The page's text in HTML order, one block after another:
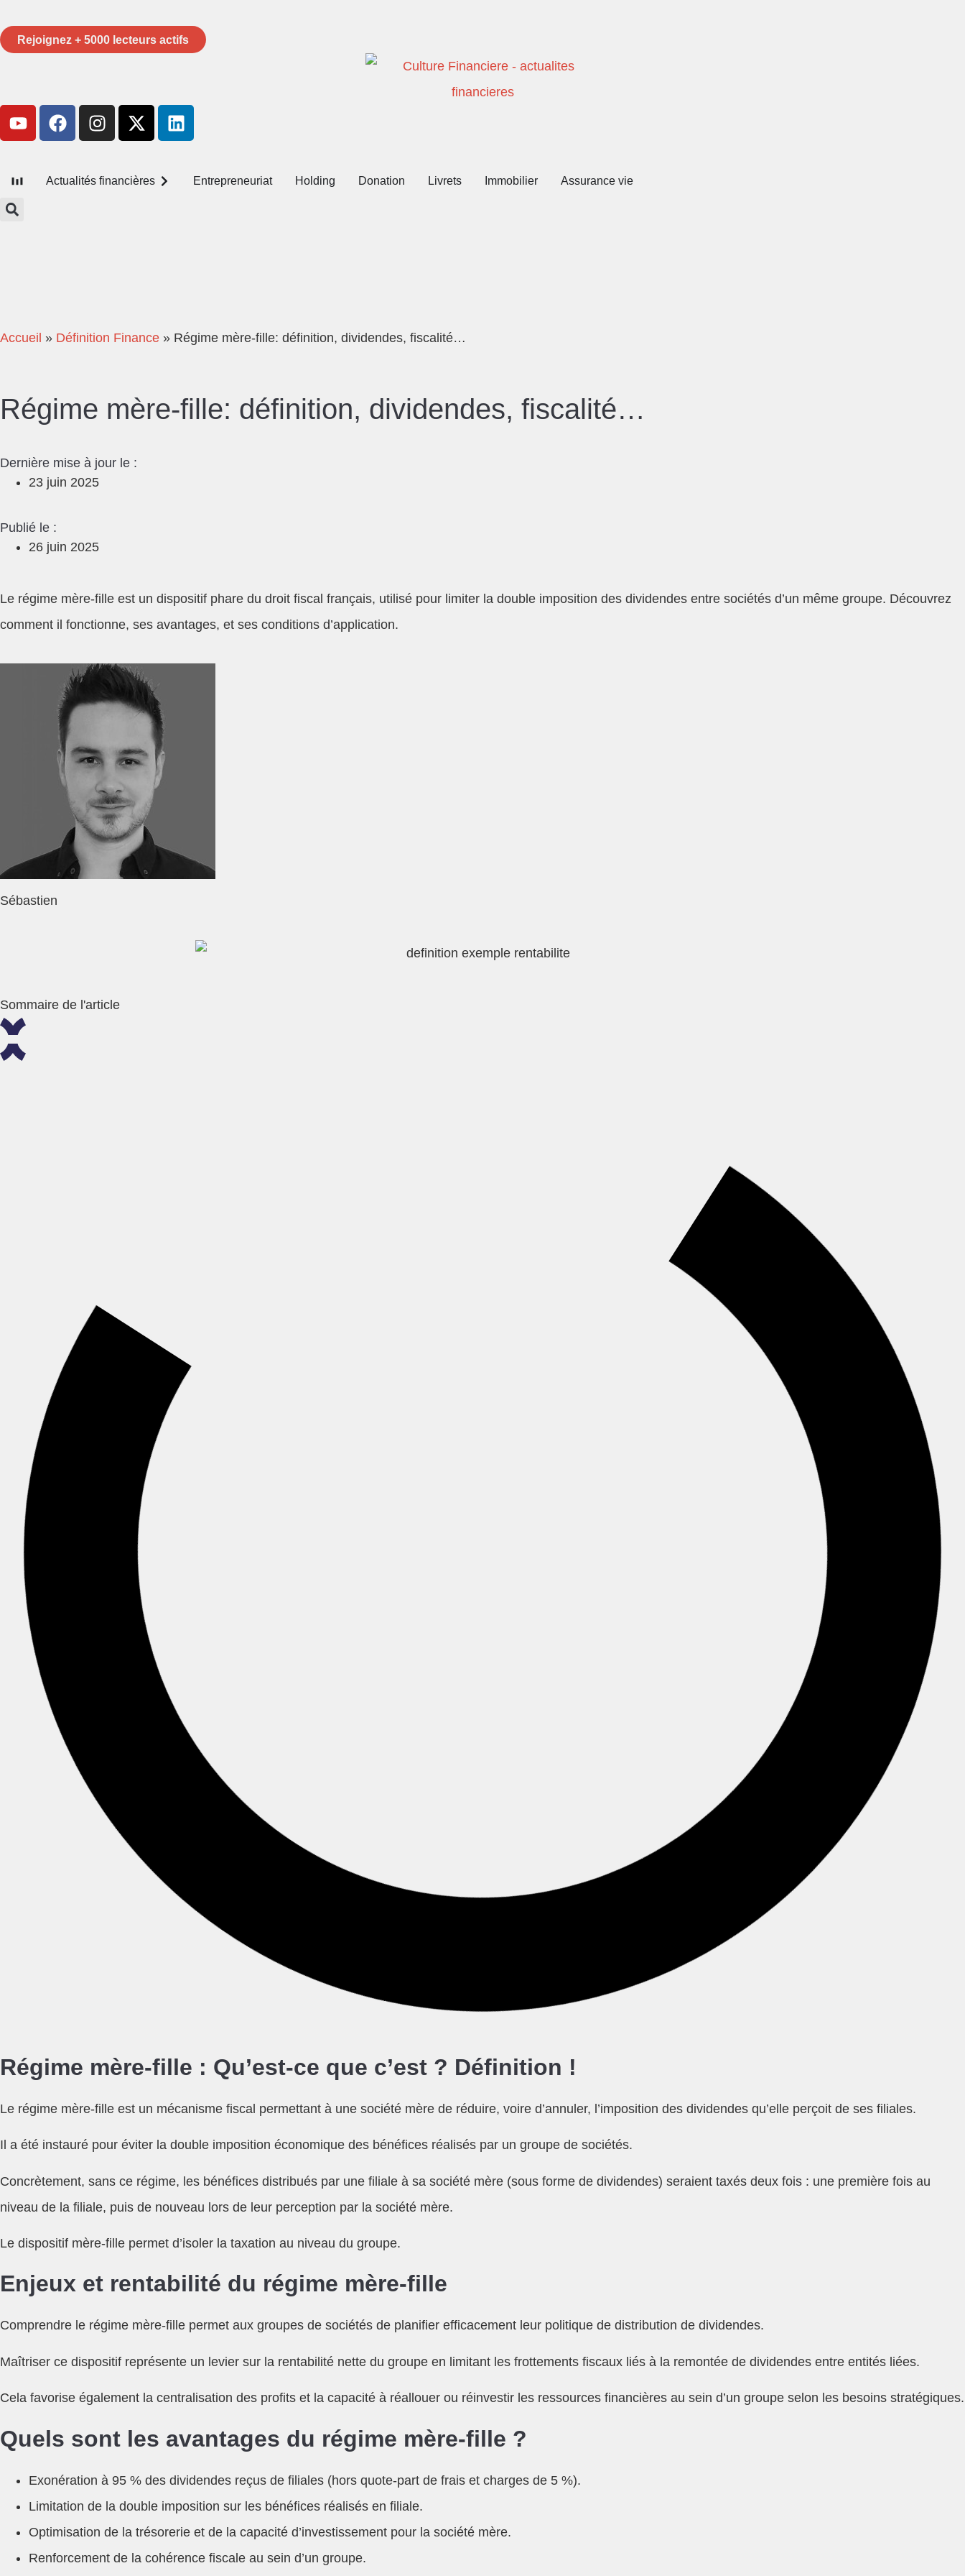
Rejoignez + 5000 lecteurs actifs
Actualités financières Entrepreneuriat Holding Donation Livrets Immobilier Assurance vie
Accueil » Définition Finance » Régime mère-fille: définition, dividendes, fiscalité…
Régime mère-fille: définition, dividendes, fiscalité…
Dernière mise à jour le :
23 juin 2025
Publié le :
26 juin 2025
Le régime mère-fille est un dispositif phare du droit fiscal français, utilisé pour limiter la double imposition des dividendes entre sociétés d’un même groupe. Découvrez
comment il fonctionne, ses avantages, et ses conditions d’application.
Sébastien
Sommaire de l'article
Régime mère-fille : Qu’est-ce que c’est ? Définition !
Le régime mère-fille est un mécanisme fiscal permettant à une société mère de réduire, voire d’annuler, l’imposition des dividendes qu’elle perçoit de ses filiales.
Il a été instauré pour éviter la double imposition économique des bénéfices réalisés par un groupe de sociétés.
Concrètement, sans ce régime, les bénéfices distribués par une filiale à sa société mère (sous forme de dividendes) seraient taxés deux fois : une première fois au
niveau de la filiale, puis de nouveau lors de leur perception par la société mère.
Le dispositif mère-fille permet d’isoler la taxation au niveau du groupe.
Enjeux et rentabilité du régime mère-fille
Comprendre le régime mère-fille permet aux groupes de sociétés de planifier efficacement leur politique de distribution de dividendes.
Maîtriser ce dispositif représente un levier sur la rentabilité nette du groupe en limitant les frottements fiscaux liés à la remontée de dividendes entre entités liées.
Cela favorise également la centralisation des profits et la capacité à réallouer ou réinvestir les ressources financières au sein d’un groupe selon les besoins stratégiques.
Quels sont les avantages du régime mère-fille ?
Exonération à 95 % des dividendes reçus de filiales (hors quote-part de frais et charges de 5 %).
Limitation de la double imposition sur les bénéfices réalisés en filiale.
Optimisation de la trésorerie et de la capacité d’investissement pour la société mère.
Renforcement de la cohérence fiscale au sein d’un groupe.